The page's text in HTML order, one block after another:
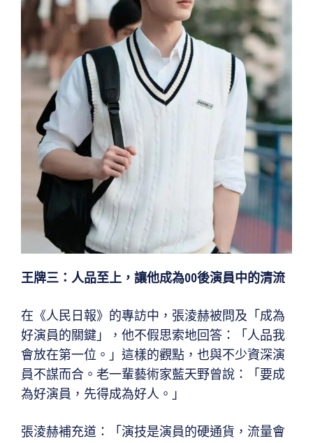
王牌三：人品至上，讓他成為00後演員中的清流
在《人民日報》的專訪中，張淩赫被問及「成為
好演員的關鍵」，他不假思索地回答：「人品我
會放在第一位。」這樣的觀點，也與不少資深演
員不謀而合。老一輩藝術家藍天野曾說：「要成
為好演員，先得成為好人。」
張淩赫補充道：「演技是演員的硬通貨，流量會